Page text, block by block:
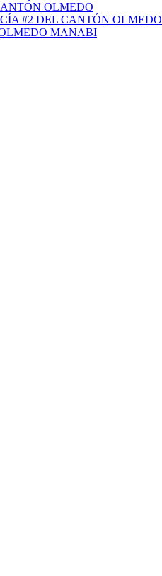
OLMEDO
#2 DEL CANTÓN OLMEDO
MANABI